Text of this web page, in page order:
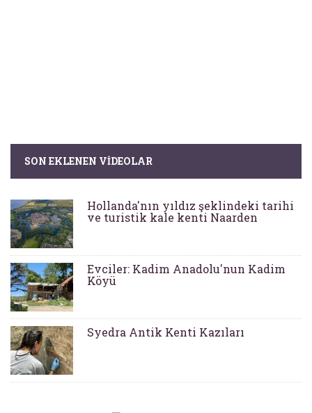
SON EKLENEN VIDEOLAR
Hollanda'nın yıldız şeklindeki tarihi
ve turistik kale kenti Naarden
Evciler: Kadim Anadolu'nun Kadim
Köyü
Syedra Antik Kenti Kazıları